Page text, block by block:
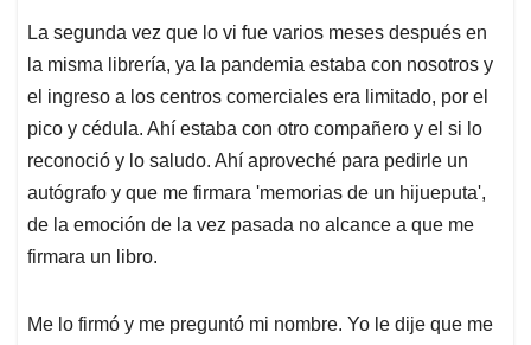
La segunda vez que lo vi fue varios meses después en
la misma librería, ya la pandemia estaba con nosotros y
el ingreso a los centros comerciales era limitado, por el
pico y cédula. Ahí estaba con otro compañero y el si lo
reconoció y lo saludo. Ahí aproveché para pedirle un
autógrafo y que me firmara 'memorias de un hijueputa',
de la emoción de la vez pasada no alcance a que me
firmara un libro.
Me lo firmó y me preguntó mi nombre. Yo le dije que me